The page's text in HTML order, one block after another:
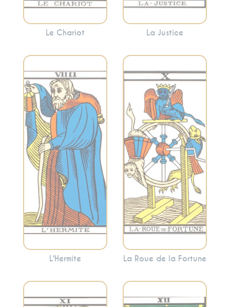
Le Chariot La Justice
Incarne la
recherche
intérieure, la
sagesse solitaire et
l’introspection.
L’Hermite invite
souvent à se retirer
temporairement
pour trouver des
réponses à
l’intérieur.
L'Hermite
Évoque le
changement, les
cycles et les
opportunités. Cette
carte indique que
les choses sont en
mouvement et que
vous êtes à un point
tournant.
La Roue de la Fortune